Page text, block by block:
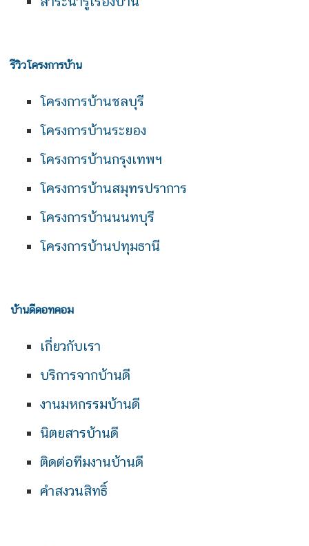
รีวิวโครงการบ้าน
โครงการบ้านชลบุรี
โครงการบ้านระยอง
โครงการบ้านกรุงเทพฯ
โครงการบ้านสมุทรปราการ
โครงการบ้านนนทบุรี
โครงการบ้านปทุมธานี
บ้านดีดอทคอม
เกี่ยวกับเรา
บริการจากบ้านดี
งานมหกรรมบ้านดี
นิตยสารบ้านดี
ติดต่อทีมงานบ้านดี
คำสงวนสิทธิ์